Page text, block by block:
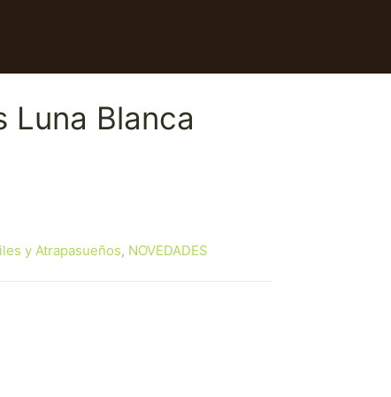
Luna Blanca
y Atrapasueños, NOVEDADES